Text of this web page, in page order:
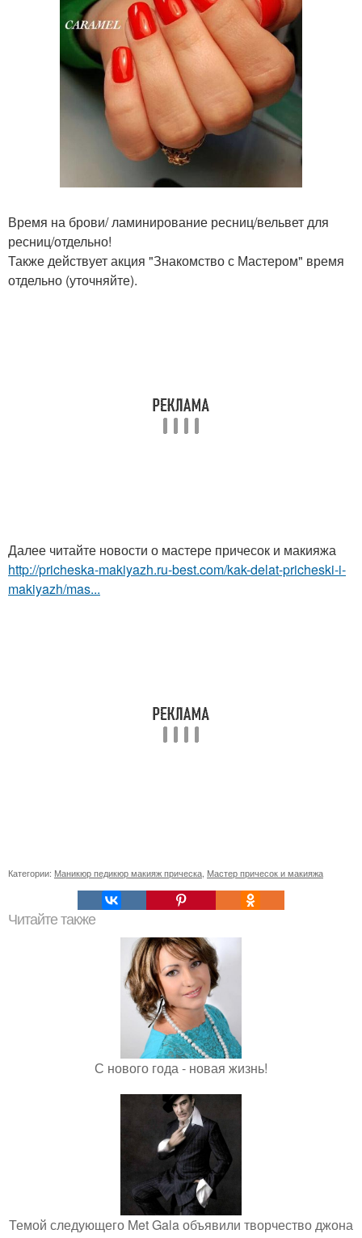
Время на брови/ ламинирование ресниц/вельвет для
ресниц/отдельно!
Также действует акция "Знакомство с Мастером" время
отдельно (уточняйте).
Далее читайте новости о мастере причесок и макияжа
http://pricheska-makiyazh.ru-best.com/kak-delat-pricheski-i-
makiyazh/mas...
Категории: Маникюр педикюр макияж прическа Мастер причесок и макияжа
Читайте также
С нового года - новая жизнь!
Темой следующего Met Gala объявили творчество джона